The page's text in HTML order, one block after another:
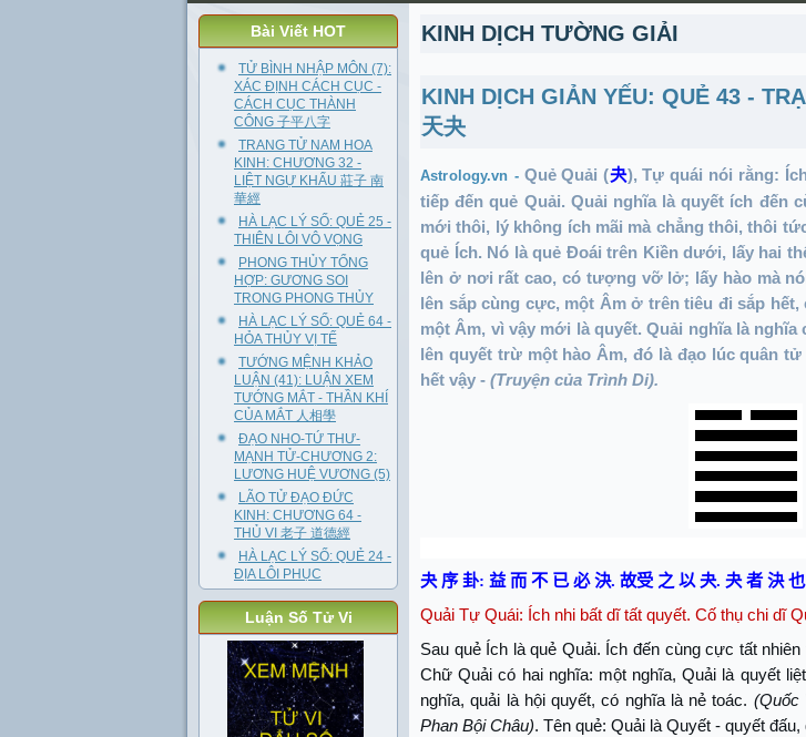
Bài Viết HOT
TỬ BÌNH NHẬP MÔN (7):
XÁC ĐỊNH CÁCH CỤC -
CÁCH CỤC THÀNH
CÔNG 子平八字
TRANG TỬ NAM HOA
KINH: CHƯƠNG 32 -
LIỆT NGỰ KHẤU 莊子 南
華經
HÀ LẠC LÝ SỐ: QUẺ 25 -
THIÊN LÔI VÔ VỌNG
PHONG THỦY TỔNG
HỢP: GƯƠNG SOI
TRONG PHONG THỦY
HÀ LẠC LÝ SỐ: QUẺ 64 -
HỎA THỦY VỊ TẾ
TƯỚNG MỆNH KHẢO
LUẬN (41): LUẬN XEM
TƯỚNG MẮT - THẦN KHÍ
CỦA MẮT 人相學
ĐẠO NHO-TỨ THƯ-
MẠNH TỬ-CHƯƠNG 2:
LƯƠNG HUỆ VƯƠNG (5)
LÃO TỬ ĐẠO ĐỨC
KINH: CHƯƠNG 64 -
THỦ VI 老子 道德經
HÀ LẠC LÝ SỐ: QUẺ 24 -
ĐỊA LÔI PHỤC
Luận Số Tử Vi
KINH DỊCH TƯỜNG GIẢI
KINH DỊCH GIẢN YẾU: QUẺ 43 -
天夬
Astrology.vn - Quẻ Quải (夬), Tự quái nói rằng:
tiếp đến quẻ Quải. Quải nghĩa là quyết ích đến
mới thôi, lý không ích mãi mà chẳng thôi, thôi
quẻ Ích. Nó là quẻ Đoái trên Kiền dưới, lấy hai
lên ở nơi rất cao, có tượng vỡ lở; lấy hào mà
lên sắp cùng cực, một Âm ở trên tiêu đi sắp
một Âm, vì vậy mới là quyết. Quải nghĩa là
lên quyết trừ một hào Âm, đó là đạo lúc quân
hết vậy - (Truyện của Trình Di).
夬 序 卦: 益 而 不 已 必 決. 故受 之 以 夬. 夬 者 決 也
Quải Tự Quái: Ích nhi bất dĩ tất quyết. Cố thụ chi dĩ
Sau quẻ Ích là quẻ Quải. Ích đến cùng cực tất
Chữ Quải có hai nghĩa: một nghĩa, Quải là quyết
nghĩa, quải là hội quyết, có nghĩa là nẻ toác. (Quốc
Phan Bội Châu). Tên quẻ: Quải là Quyết - quyết